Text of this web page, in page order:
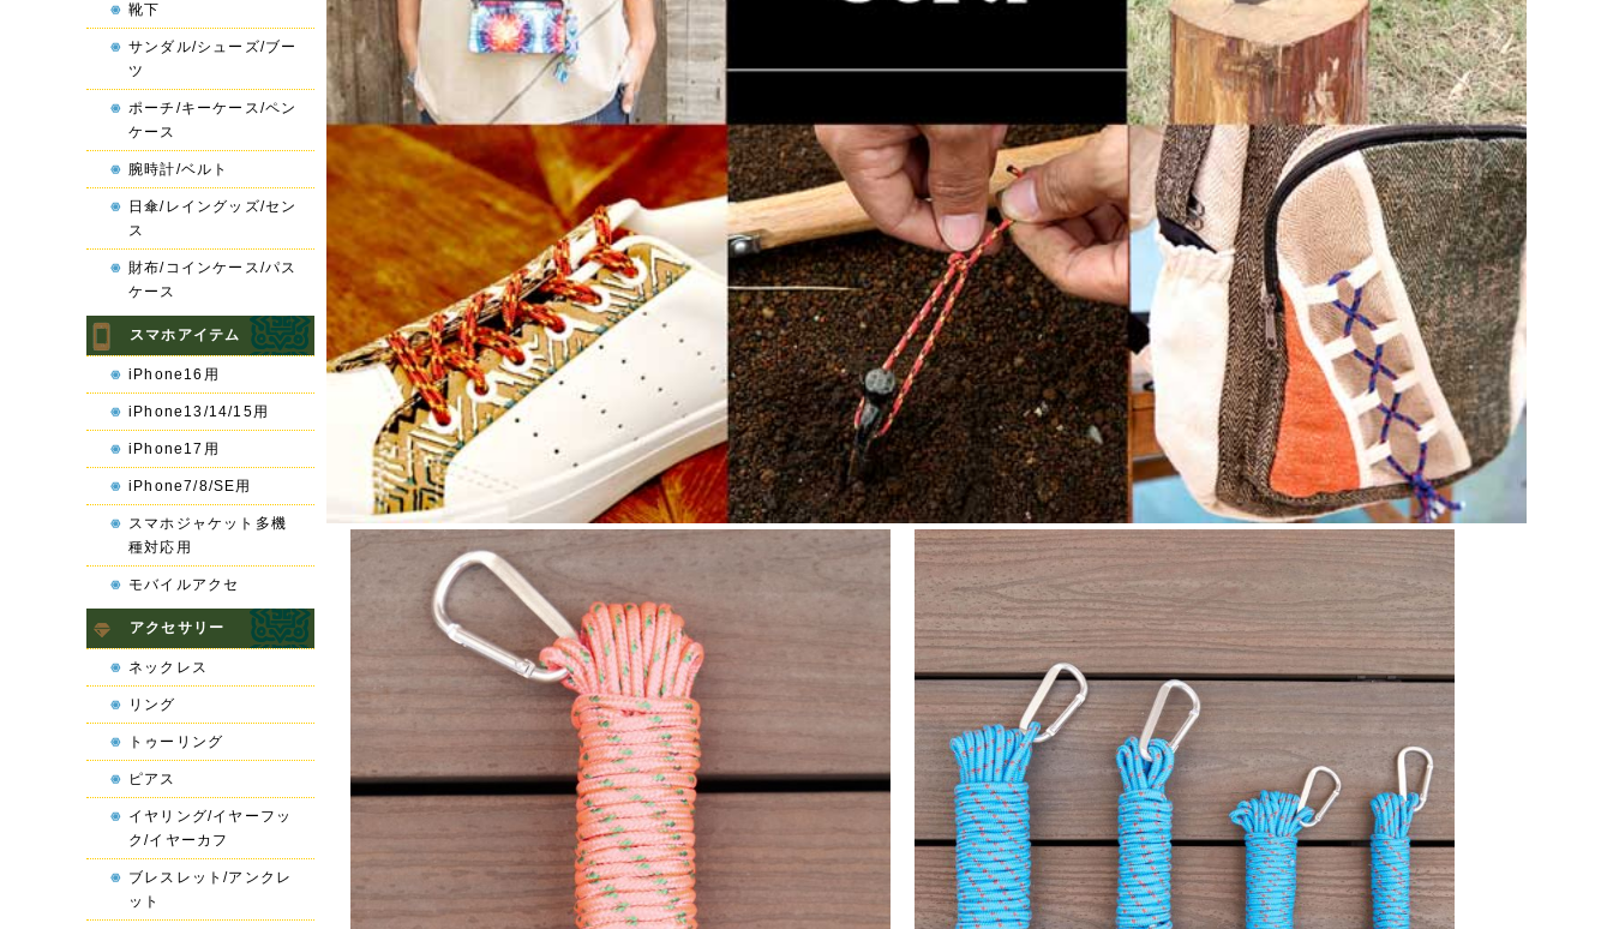
靴下
サンダル/シューズ/ブー
ツ
ポーチ/キーケース/ペン
ケース
腕時計/ベルト
日傘/レイングッズ/セン
ス
財布/コインケース/パス
ケース
スマホアイテム
iPhone16用
iPhone13/14/15用
iPhone17用
iPhone7/8/SE用
スマホジャケット多機
種対応用
モバイルアクセ
アクセサリー
ネックレス
リング
トゥーリング
ピアス
イヤリング/イヤーフッ
ク/イヤーカフ
ブレスレット/アンクレ
ット